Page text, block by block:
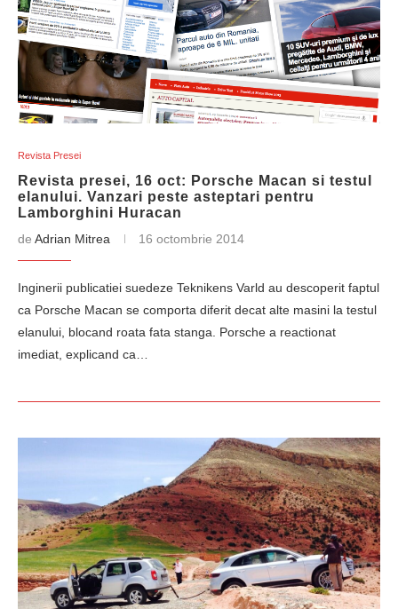
Revista Presei
Revista presei, 16 oct: Porsche Macan si testul
elanului. Vanzari peste asteptari pentru
Lamborghini Huracan
de Adrian Mitrea 16 octombrie 2014
Inginerii publicatiei suedeze Teknikens Varld au descoperit faptul
ca Porsche Macan se comporta diferit decat alte masini la testul
elanului, blocand roata fata stanga. Porsche a reactionat
imediat, explicand ca…